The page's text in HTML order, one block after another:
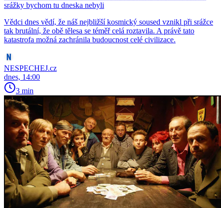
srážky bychom tu dneska nebyli
Vědci dnes vědí, že náš nejbližší kosmický soused vznikl při srážce
tak brutální, že obě tělesa se téměř celá roztavila. A právě tato
katastrofa možná zachránila budoucnost celé civilizace.
NESPECHEJ.cz
dnes, 14:00
3 min